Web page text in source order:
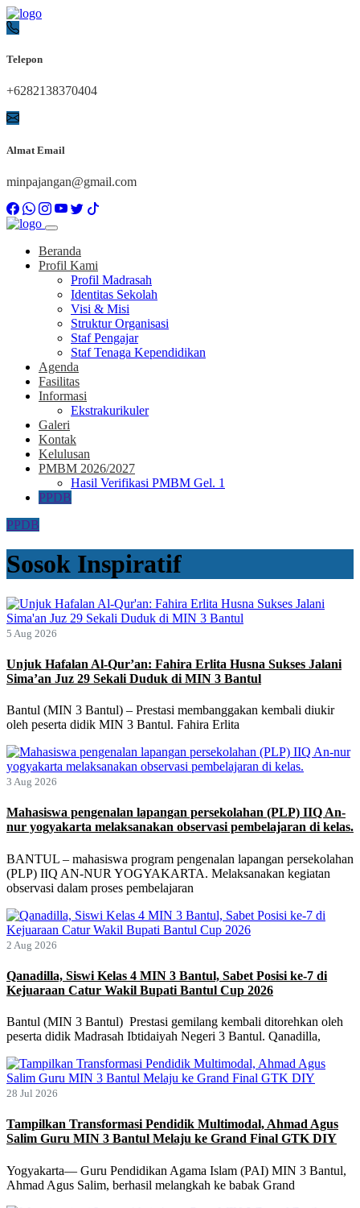
Telepon
+6282138370404
Almat Email
minpajangan@gmail.com
Beranda
Profil Kami
Profil Madrasah
Identitas Sekolah
Visi & Misi
Struktur Organisasi
Staf Pengajar
Staf Tenaga Kependidikan
Agenda
Fasilitas
Informasi
Ekstrakurikuler
Galeri
Kontak
Kelulusan
PMBM 2026/2027
Hasil Verifikasi PMBM Gel. 1
PPDB
PPDB
Sosok Inspiratif
5 Aug 2026
Unjuk Hafalan Al-Qur’an: Fahira Erlita Husna Sukses Jalani
Sima’an Juz 29 Sekali Duduk di MIN 3 Bantul
Bantul (MIN 3 Bantul) – Prestasi membanggakan kembali diukir
oleh peserta didik MIN 3 Bantul. Fahira Erlita
3 Aug 2026
Mahasiswa pengenalan lapangan persekolahan (PLP) IIQ An-
nur yogyakarta melaksanakan observasi pembelajaran di kelas.
BANTUL – mahasiswa program pengenalan lapangan persekolahan
(PLP) IIQ AN-NUR YOGYAKARTA. Melaksanakan kegiatan
observasi dalam proses pembelajaran
2 Aug 2026
Qanadilla, Siswi Kelas 4 MIN 3 Bantul, Sabet Posisi ke-7 di
Kejuaraan Catur Wakil Bupati Bantul Cup 2026
Bantul (MIN 3 Bantul) Prestasi gemilang kembali ditorehkan oleh
peserta didik Madrasah Ibtidaiyah Negeri 3 Bantul. Qanadilla,
28 Jul 2026
Tampilkan Transformasi Pendidik Multimodal, Ahmad Agus
Salim Guru MIN 3 Bantul Melaju ke Grand Final GTK DIY
Yogyakarta— Guru Pendidikan Agama Islam (PAI) MIN 3 Bantul,
Ahmad Agus Salim, berhasil melangkah ke babak Grand